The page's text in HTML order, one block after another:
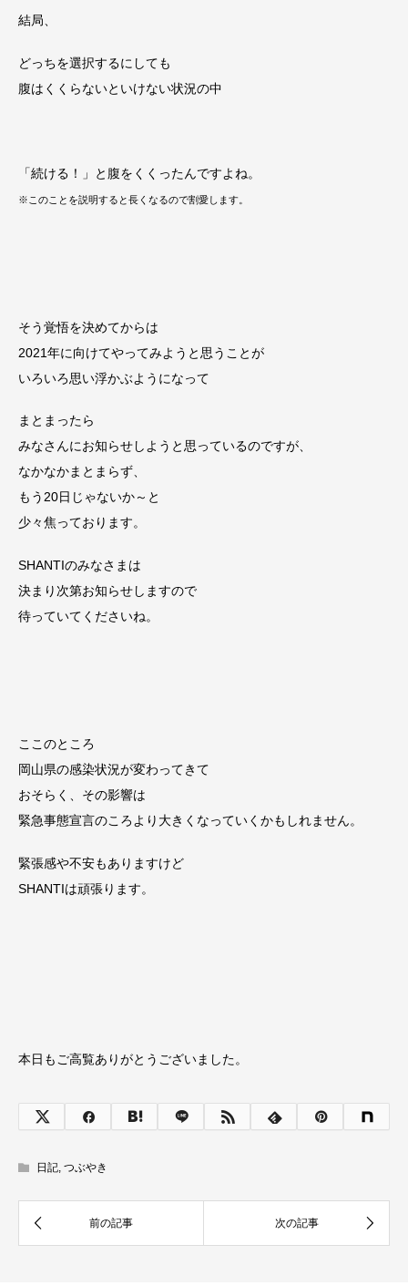
結局、
どっちを選択するにしても
腹はくくらないといけない状況の中
「続ける！」と腹をくくったんですよね。
※このことを説明すると長くなるので割愛します。
そう覚悟を決めてからは
2021年に向けてやってみようと思うことが
いろいろ思い浮かぶようになって
まとまったら
みなさんにお知らせしようと思っているのですが、
なかなかまとまらず、
もう20日じゃないか～と
少々焦っております。
SHANTIのみなさまは
決まり次第お知らせしますので
待っていてくださいね。
ここのところ
岡山県の感染状況が変わってきて
おそらく、その影響は
緊急事態宣言のころより大きくなっていくかもしれません。
緊張感や不安もありますけど
SHANTIは頑張ります。
本日もご高覧ありがとうございました。
日記, つぶやき